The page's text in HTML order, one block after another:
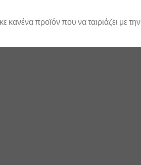
κανένα προϊόν που να ταιριάζει με